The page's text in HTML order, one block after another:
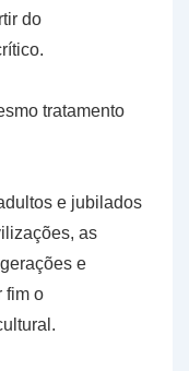
do
tratamento
e jubilados
as
e
fim o